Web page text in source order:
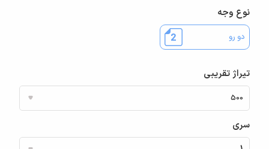
نوع وجه
دو رو
تیراژ تقریبی
سری